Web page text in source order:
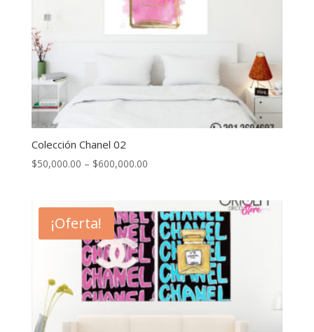
Colección Chanel 02
$50,000.00 – $600,000.00
¡Oferta!